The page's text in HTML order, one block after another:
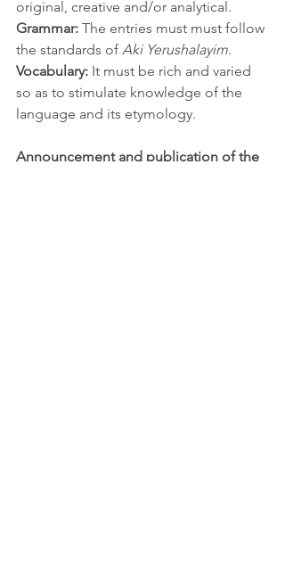
original, creative and/or analytical.
Grammar: The entries must must follow
the standards of Aki Yerushalayim.
Vocabulary: It must be rich and varied
so as to stimulate knowledge of the
language and its etymology.
Announcement and publication of the